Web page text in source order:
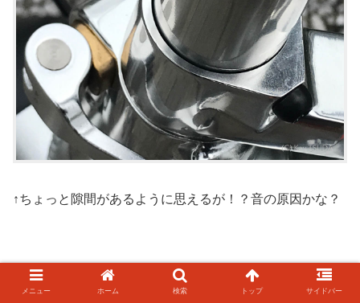
↑ちょっと隙間があるように思えるが！？音の原因かな？
ふらつき具合
メニュー ホーム 検索 トップ サイドバー